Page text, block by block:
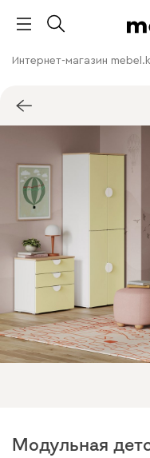
Интернет-магазин
Модульная